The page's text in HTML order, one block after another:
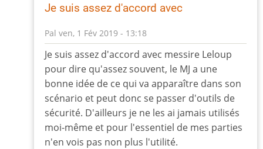
Je suis assez d'accord avec
Pal ven, 1 Fév 2019 - 13:18
En
réponse
à
Avant
la
partie
on
échange
Je suis assez d'accord avec messire Leloup
pour dire qu'assez souvent, le MJ a une
bonne idée de ce qui va apparaître dans son
scénario et peut donc se passer d'outils de
sécurité. D'ailleurs je ne les ai jamais utilisés
moi-même et pour l'essentiel de mes parties
n'en vois pas non plus l'utilité.